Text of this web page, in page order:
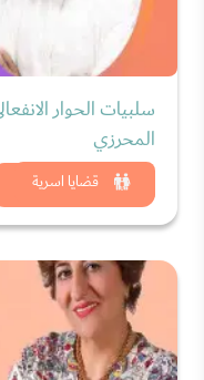
قضايا اسرية
سلبيات الحوار
المحرزي
شاهد الان